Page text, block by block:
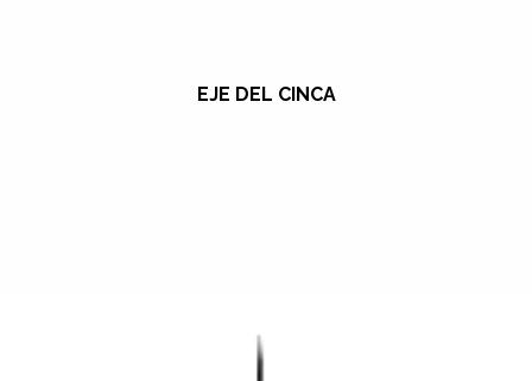
EJE DEL CINCA